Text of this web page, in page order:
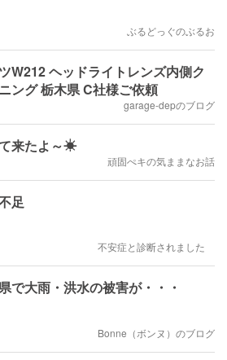
ぶるどっぐのぶるお
W212 ヘッドライトレンズ内側ク
ング 栃木県 C社様ご依頼
garage-depのブログ
来たよ～☀
頑固ぺキの気ままなお話
足
不安症と診断されました
で大雨・洪水の被害が・・・
Bonne（ボンヌ）のブログ